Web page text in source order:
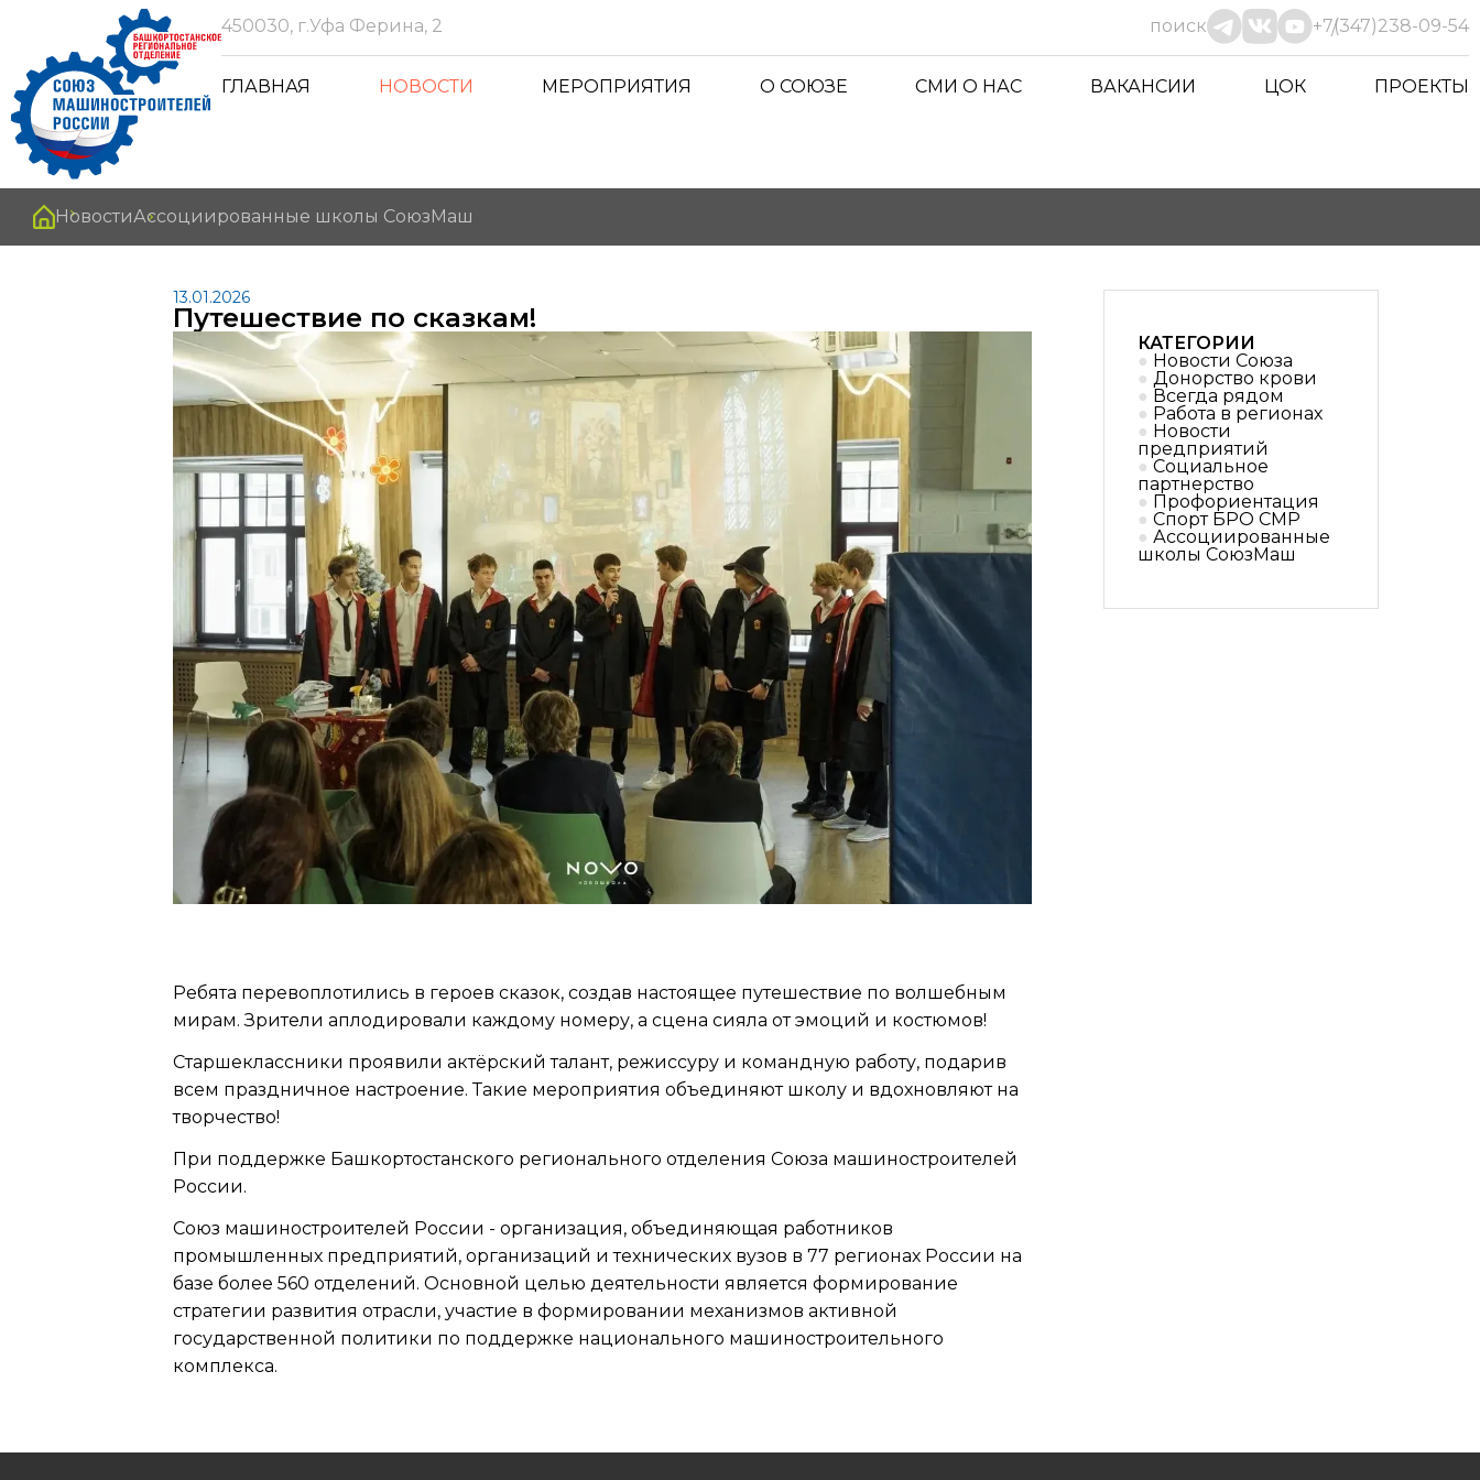
450030, г.Уфа Ферина, 2 поиск +7(347)238-09-54
ГЛАВНАЯ НОВОСТИ МЕРОПРИЯТИЯ О СОЮЗЕ СМИ О НАС ВАКАНСИИ ЦОК ПРОЕКТЫ
НовостиАссоциированные школы СоюзМаш
13.01.2026
Путешествие по сказкам!
Ребята перевоплотились в героев сказок, создав настоящее путешествие по волшебным
мирам. Зрители аплодировали каждому номеру, а сцена сияла от эмоций и костюмов!
Старшеклассники проявили актёрский талант, режиссуру и командную работу, подарив
всем праздничное настроение. Такие мероприятия объединяют школу и вдохновляют на
творчество!
При поддержке Башкортостанского регионального отделения Союза машиностроителей
России.
Союз машиностроителей России - организация, объединяющая работников
промышленных предприятий, организаций и технических вузов в 77 регионах России на
базе более 560 отделений. Основной целью деятельности является формирование
стратегии развития отрасли, участие в формировании механизмов активной
государственной политики по поддержке национального машиностроительного
комплекса.
КАТЕГОРИИ
Новости Союза
Донорство крови
Всегда рядом
Работа в регионах
Новости
предприятий
Социальное
партнерствo
Профориентация
Спорт БРО СМР
Ассоциированные
школы СоюзМаш